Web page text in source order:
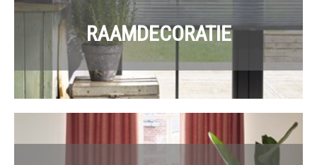
RAAMDECORATIE